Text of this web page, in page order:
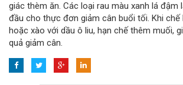
giác thèm ăn. Các loại rau màu xanh lá đậm
đầu cho thực đơn giảm cân buổi tối. Khi chế
hoặc xào với dầu ô liu, hạn chế thêm muối,
quả giảm cân.